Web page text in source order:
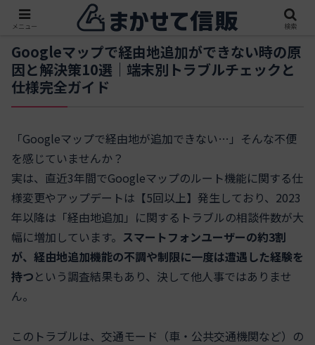
Googleマップで経由地追加ができない時の原
因と解決策10選｜端末別トラブルチェックと
仕様完全ガイド
「Googleマップで経由地が追加できない…」そんな不便
を感じていませんか？
実は、直近3年間でGoogleマップのルート機能に関する仕
様変更やアップデートは【5回以上】発生しており、2023
年以降は「経由地追加」に関するトラブルの相談件数が大
幅に増加しています。 スマートフォンユーザーの約3割
が、経由地追加機能の不調や制限に一度は遭遇した経験を
持つという調査結果もあり、決して他人事ではありませ
ん。
このトラブルは、交通モード（車・公共交通機関など）の
メニュー 検索